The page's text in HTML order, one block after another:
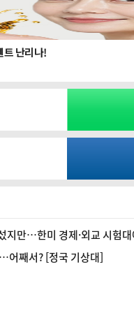
지만…한미 경제·외교 시험
어째서? [정국 기상대]